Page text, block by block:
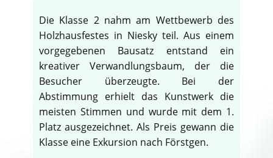
Die Klasse 2 nahm am Wettbewerb des
Holzhausfestes in Niesky teil. Aus einem
vorgegebenen Bausatz entstand ein
kreativer Verwandlungsbaum, der die
Besucher überzeugte. Bei der
Abstimmung erhielt das Kunstwerk die
meisten Stimmen und wurde mit dem 1.
Platz ausgezeichnet. Als Preis gewann die
Klasse eine Exkursion nach Förstgen.